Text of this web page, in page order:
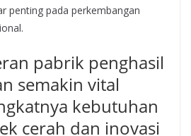
penting pada perkembangan
pabrik penghasil
semakin vital
kebutuhan
cerah dan inovasi